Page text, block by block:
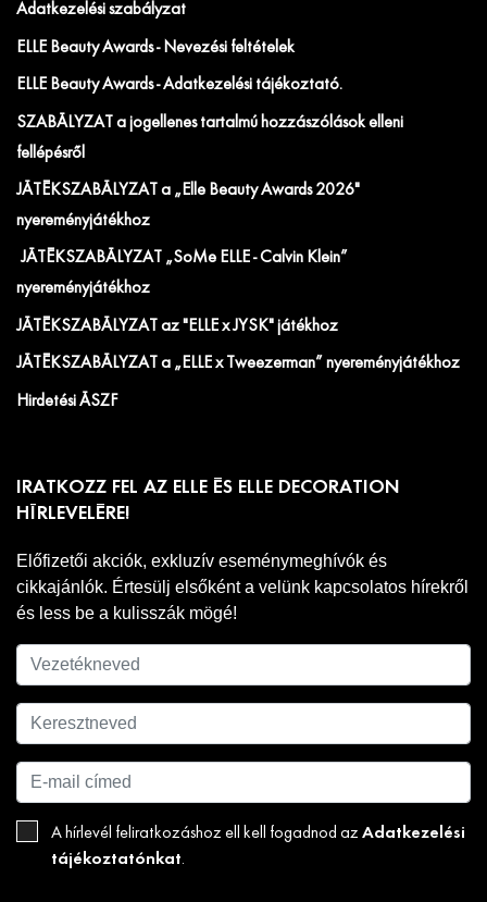
Adatkezelési szabályzat
ELLE Beauty Awards - Nevezési feltételek
ELLE Beauty Awards - Adatkezelési tájékoztató.
SZABÁLYZAT a jogellenes tartalmú hozzászólások elleni
fellépésről
JÁTÉKSZABÁLYZAT a „Elle Beauty Awards 2026"
nyereményjátékhoz
JÁTÉKSZABÁLYZAT „SoMe ELLE - Calvin Klein”
nyereményjátékhoz
JÁTÉKSZABÁLYZAT az "ELLE x JYSK" játékhoz
JÁTÉKSZABÁLYZAT a „ELLE x Tweezerman” nyereményjátékhoz
Hirdetési ÁSZF
IRATKOZZ FEL AZ ELLE ÉS ELLE DECORATION
HÍRLEVELÉRE!
Előfizetői akciók, exkluzív eseménymeghívók és
cikkajánlók. Értesülj elsőként a velünk kapcsolatos hírekről
és less be a kulisszák mögé!
A hírlevél feliratkozáshoz ell kell fogadnod az Adatkezelési
tájékoztatónkat.